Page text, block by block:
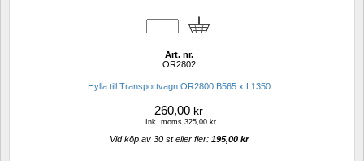
Art. nr.
OR2802
Hylla till Transportvagn OR2800 B565 x L1350
260,00 kr
Ink. moms.325,00 kr
Vid köp av 30 st eller fler: 195,00 kr